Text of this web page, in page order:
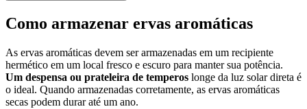
Como armazenar ervas aromáticas
As ervas aromáticas devem ser armazenadas em um recipiente
hermético em um local fresco e escuro para manter sua potência.
Um despensa ou prateleira de temperos longe da luz solar direta é
o ideal. Quando armazenadas corretamente, as ervas aromáticas
secas podem durar até um ano.